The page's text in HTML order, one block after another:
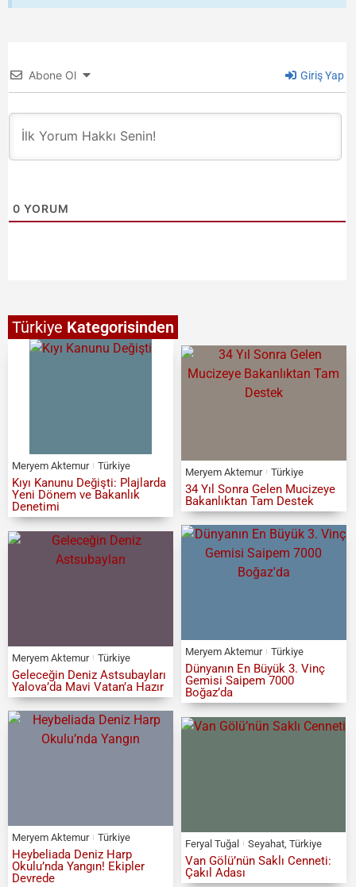
Abone Ol Giriş Yap
0 YORUM
Türkiye Kategorisinden
Meryem Aktemur Türkiye
Kıyı Kanunu Değişti: Plajlarda
Yeni Dönem ve Bakanlık
Denetimi
Meryem Aktemur Türkiye
34 Yıl Sonra Gelen Mucizeye
Bakanlıktan Tam Destek
Meryem Aktemur Türkiye
Geleceğin Deniz Astsubayları
Yalova’da Mavi Vatan’a Hazır
Meryem Aktemur Türkiye
Dünyanın En Büyük 3. Vinç
Gemisi Saipem 7000
Boğaz’da
Meryem Aktemur Türkiye
Heybeliada Deniz Harp
Okulu’nda Yangın! Ekipler
Devrede
Feryal Tuğal Seyahat, Türkiye
Van Gölü’nün Saklı Cenneti:
Çakıl Adası